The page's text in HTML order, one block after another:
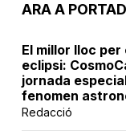
ARA A
El millor lloc
eclipsi:
jornada
fenomen
Redacció